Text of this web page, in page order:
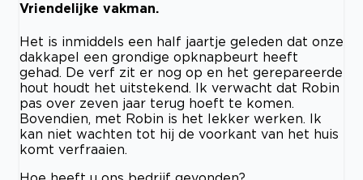
Vriendelijke vakman.
Het is inmiddels een half jaartje geleden dat onze
dakkapel een grondige opknapbeurt heeft
gehad. De verf zit er nog op en het gerepareerde
hout houdt het uitstekend. Ik verwacht dat Robin
pas over zeven jaar terug hoeft te komen.
Bovendien, met Robin is het lekker werken. Ik
kan niet wachten tot hij de voorkant van het huis
komt verfraaien.